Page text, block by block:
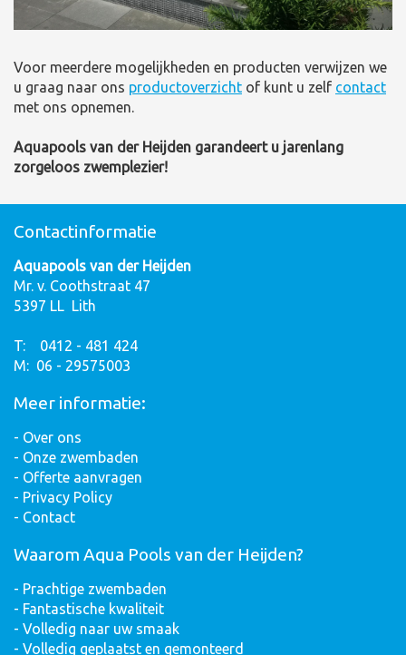
Voor meerdere mogelijkheden en producten verwijzen we
u graag naar ons productoverzicht of kunt u zelf contact
met ons opnemen.
Aquapools van der Heijden garandeert u jarenlang
zorgeloos zwemplezier!
Contactinformatie
Aquapools van der Heijden
Mr. v. Coothstraat 47
5397 LL Lith
T: 0412 - 481 424
M: 06 - 29575003
Meer informatie:
- Over ons
- Onze zwembaden
- Offerte aanvragen
- Privacy Policy
- Contact
Waarom Aqua Pools van der Heijden?
- Prachtige zwembaden
- Fantastische kwaliteit
- Volledig naar uw smaak
- Volledig geplaatst en gemonteerd